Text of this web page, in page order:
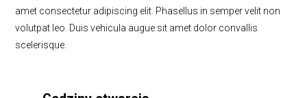
amet consectetur adipiscing elit. Phasellus in semper velit non
volutpat leo. Duis vehicula augue sit amet dolor convallis
scelerisque.